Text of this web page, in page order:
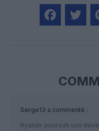
Serge13 a commenté :
Ryanair poursuit son